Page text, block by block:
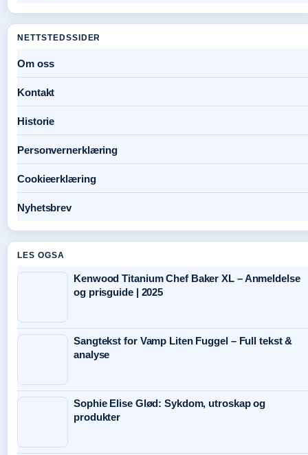
NETTSTEDSSIDER
Om oss
Kontakt
Historie
Personvernerklæring
Cookieerklæring
Nyhetsbrev
LES OGSA
Kenwood Titanium Chef Baker XL – Anmeldelse
og prisguide | 2025
Sangtekst for Vamp Liten Fuggel – Full tekst &
analyse
Sophie Elise Glød: Sykdom, utroskap og
produkter